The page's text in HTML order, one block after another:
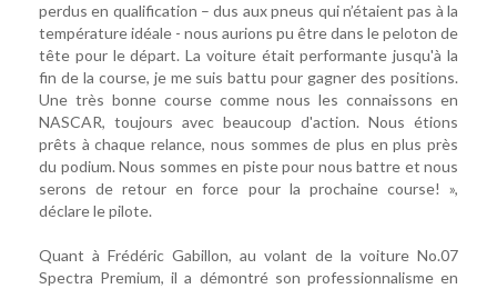
perdus en qualification – dus aux pneus qui n’étaient pas à la
température idéale - nous aurions pu être dans le peloton de
tête pour le départ. La voiture était performante jusqu'à la
fin de la course, je me suis battu pour gagner des positions.
Une très bonne course comme nous les connaissons en
NASCAR, toujours avec beaucoup d'action. Nous étions
prêts à chaque relance, nous sommes de plus en plus près
du podium. Nous sommes en piste pour nous battre et nous
serons de retour en force pour la prochaine course! »,
déclare le pilote.
Quant à Frédéric Gabillon, au volant de la voiture No.07
Spectra Premium, il a démontré son professionnalisme en